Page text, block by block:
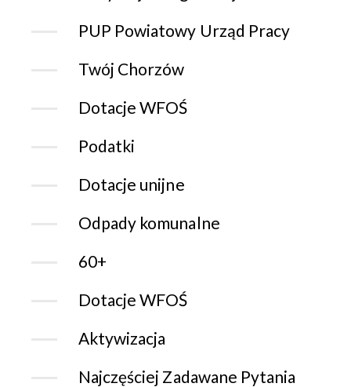
PUP Powiatowy Urząd Pracy
Twój Chorzów
Dotacje WFOŚ
Podatki
Dotacje unijne
Odpady komunalne
60+
Dotacje WFOŚ
Aktywizacja
Najczęściej Zadawane Pytania